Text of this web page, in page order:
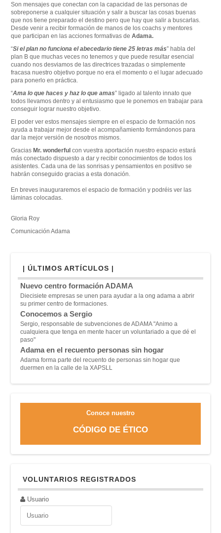
Son mensajes que conectan con la capacidad de las personas de
sobreponerse a cualquier situación y salir a buscar las cosas buenas
que nos tiene preparado el destino pero que hay que salir a buscarlas.
Desde venir a recibir formación de manos de los coachs y mentores
que participan en las acciones formativas deAdama.
“Si el plan no funciona el abecedario tiene 25 letras más” habla del
plan B que muchas veces no tenemos y que puede resultar esencial
cuando nos desviamos de las directrices trazadas o simplemente
fracasa nuestro objetivo porque no era el momento o el lugar adecuado
para ponerlo en práctica.
“Ama lo que haces y haz lo que amas” ligado al talento innato que
todos llevamos dentro y al entusiasmo que le ponemos en trabajar para
conseguir lograr nuestro objetivo.
El poder ver estos mensajes siempre en el espacio de formación nos
ayuda a trabajar mejor desde el acompañamiento formándonos para
dar la mejor versión de nosotros mismos.
GraciasMr. wonderful con vuestra aportación nuestro espacio estará
más conectado dispuesto a dar y recibir conocimientos de todos los
asistentes. Cada una de las sonrisas y pensamientos en positivo se
habrán conseguido gracias a esta donación.
En breves inauguraremos el espacio de formación y podréis ver las
láminas colocadas.
Gloria Roy
Comunicación Adama
| ÚLTIMOS ARTÍCULOS |
Nuevo centro formación ADAMA
Diecisiete empresas se unen para ayudar a la ong adama a abrir
su primer centro de formaciones.
Conocemos a Sergio
Sergio, responsable de subvenciones de ADAMA "Animo a
cualquiera que tenga en mente hacer un voluntariado a que dé el
paso"
Adama en el recuento personas sin hogar
Adama forma parte del recuento de personas sin hogar que
duermen en la calle de la XAPSLL
Conoce nuestro
CÓDIGO DE ÉTICO
VOLUNTARIOS REGISTRADOS
Usuario